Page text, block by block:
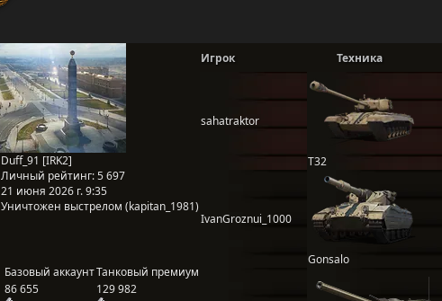
Duff_91 [IRK2]
Личный рейтинг:5 697
21 июня 2026 г. 9:35
Уничтожен выстрелом (kapitan_1981)
Базовый аккаунтТанковый премиум
86 655 129 982
Игрок Техника
sahatraktor
T32
IvanGroznui_1000
Gonsalo